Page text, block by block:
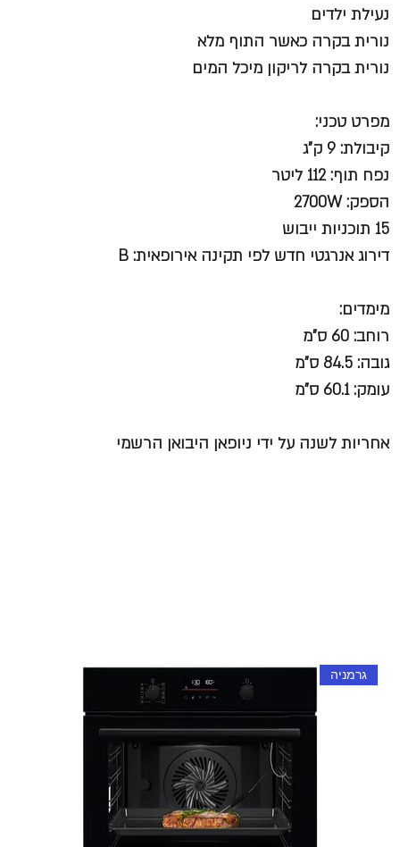
נעילת ילדים
נורית בקרה כאשר התוף מלא
נורית בקרה לריקון מיכל המים
מפרט טכני:
קיבולת: 9 ק”ג
נפח תוף: 112 ליטר
הספק: 2700W
15 תוכניות ייבוש
דירוג אנרגטי חדש לפי תקינה אירופאית: B
מימדים:
רוחב: 60 ס"מ
גובה: 84.5 ס"מ
עומק: 60.1 ס"מ
אחריות לשנה על ידי ניופאן היבואן הרשמי
גרמניה